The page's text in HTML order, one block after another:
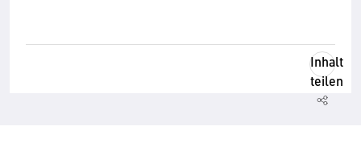
Inhalt
teilen